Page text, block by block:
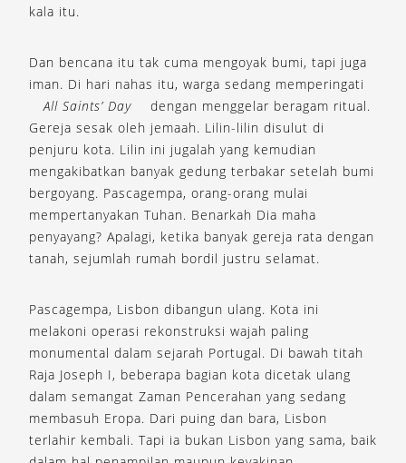
kala itu.
Dan bencana itu tak cuma mengoyak bumi, tapi juga
iman. Di hari nahas itu, warga sedang memperingati
All Saints’ Day
dengan menggelar beragam ritual.
Gereja sesak oleh jemaah. Lilin-lilin disulut di
penjuru kota. Lilin ini jugalah yang kemudian
mengakibatkan banyak gedung terbakar setelah bumi
bergoyang. Pascagempa, orang-orang mulai
mempertanyakan Tuhan. Benarkah Dia maha
penyayang? Apalagi, ketika banyak gereja rata dengan
tanah, sejumlah rumah bordil justru selamat.
Pascagempa, Lisbon dibangun ulang. Kota ini
melakoni operasi rekonstruksi wajah paling
monumental dalam sejarah Portugal. Di bawah titah
Raja Joseph I, beberapa bagian kota dicetak ulang
dalam semangat Zaman Pencerahan yang sedang
membasuh Eropa. Dari puing dan bara, Lisbon
terlahir kembali. Tapi ia bukan Lisbon yang sama, baik